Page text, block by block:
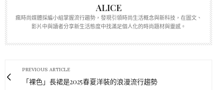
ALICE
瘋時尚媒體採編小組掌握流行趨勢，發現引領時尚生活概念與新科技，在圖文、
影片中與讀者分享新生活態度中找滿足個人化的時尚題材與靈感。
PREVIOUS ARTICLE
「裸色」長裙是2025春夏洋裝的浪漫流行趨勢